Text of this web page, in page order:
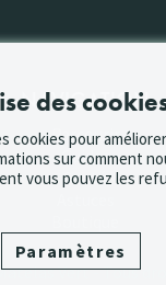
des
cookies pour
sur comment
vous pouvez les
Paramètres
NAVIGATION
Parcourir
Guides
Santé
Vert - Tous